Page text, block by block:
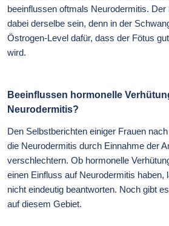
beeinflussen oftmals Neurodermitis.
dabei derselbe sein, denn in der
Östrogen-Level dafür, dass der Fötus
wird.
Beeinflussen hormonelle
Neurodermitis?
Den Selbstberichten einiger Frauen
die Neurodermitis durch Einnahme der
verschlechtern. Ob hormonelle
einen Einfluss auf Neurodermitis haben,
nicht eindeutig beantworten. Noch gibt
auf diesem Gebiet.